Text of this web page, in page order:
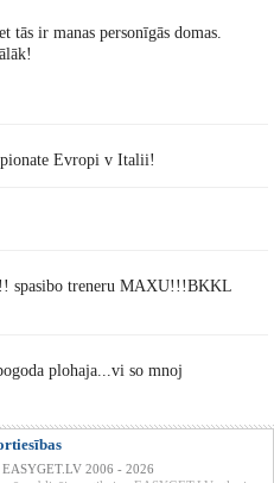
tās ir manas personīgās domas.
Evropi v Italii!
spasibo treneru MAXU!!!BKKL
plohaja...vi so mnoj
EASYGET.LV 2006 - 2026